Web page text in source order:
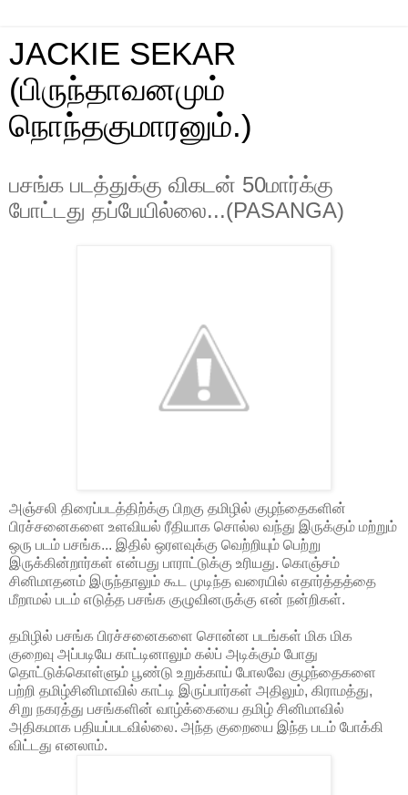
JACKIE SEKAR
(பிருந்தாவனமும்
நொந்தகுமாரனும்.)
பசங்க படத்துக்கு விகடன் 50மார்க்கு
போட்டது தப்பேயில்லை...(PASANGA)
அஞ்சலி திரைப்படத்திற்க்கு பிறகு தமிழில் குழந்தைகளின்
பிரச்சனைகளை உளவியல் ரீதியாக சொல்ல வந்து இருக்கும் மற்றும்
ஒரு படம் பசங்க... இதில் ஒரளவுக்கு வெற்றியும் பெற்று
இருக்கின்றார்கள் என்பது பாராட்டுக்கு உரியது. கொஞ்சம்
சினிமாதனம் இருந்தாலும் கூட முடிந்த வரையில் எதார்த்தத்தை
மீறாமல் படம் எடுத்த பசங்க குழுவினருக்கு என் நன்றிகள்.
தமிழில் பசங்க பிரச்சனைகளை சொன்ன படங்கள் மிக மிக
குறைவு அப்படியே காட்டினாலும் கல்ப் அடிக்கும் போது
தொட்டுக்கொள்ளும் பூண்டு உறுக்காய் போலவே குழந்தைகளை
பற்றி தமிழ்சினிமாவில் காட்டி இருப்பார்கள் அதிலும், கிராமத்து,
சிறு நகரத்து பசங்களின் வாழ்க்கையை தமிழ் சினிமாவில்
அதிகமாக பதியப்படவில்லை. அந்த குறையை இந்த படம் போக்கி
விட்டது எனலாம்.